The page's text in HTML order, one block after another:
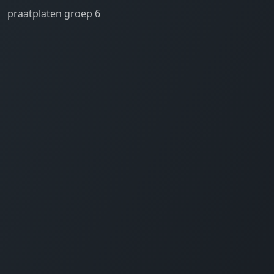
praatplaten groep 6